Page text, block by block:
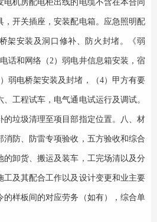
机房配电柜出线的电缆不含在本合同
，开关插座，安装配电箱。应急照明配
架安装及洞口修补、防火封堵。 《弱
话和网络（2）弱电井信息箱安装，宿
）弱电桥架安装及封堵，（4）甲方有要
、工程试车，电气通电试运行及调试。
的垃圾清理至项目部指定位置。 八 、材
消防、防雷专项验收，五方验收和综合
的卸货、搬运及装车 ， 工完场清以及分
工及其配合工作以及设计变更和业主要
的样板间的对应劳务（如有），综合单